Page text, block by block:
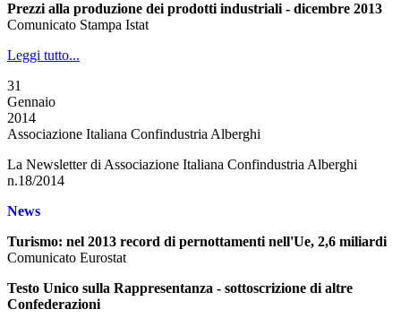
Prezzi alla produzione dei prodotti industriali - dicembre 2013
Comunicato Stampa Istat
Leggi tutto...
31
Gennaio
2014
Associazione Italiana Confindustria Alberghi
La Newsletter di Associazione Italiana Confindustria Alberghi
n.18/2014
News
Turismo: nel 2013 record di pernottamenti nell'Ue, 2,6 miliardi
Comunicato Eurostat
Testo Unico sulla Rappresentanza - sottoscrizione di altre
Confederazioni